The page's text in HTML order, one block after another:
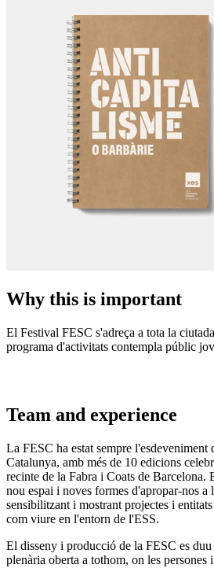
Why this is important
El Festival FESC s'adreça a tota la
programa d'activitats contempla públic
Team and experience
La FESC ha estat sempre l'esdeveniment
Catalunya, amb més de 10 edicions
recinte de la Fabra i Coats de Barcelona.
nou espai i noves formes d'apropar-nos a
sensibilitzant i mostrant projectes i
com viure en l'entorn de l'ESS.
El disseny i producció de la FESC es duu
plenària oberta a tothom, on les persones